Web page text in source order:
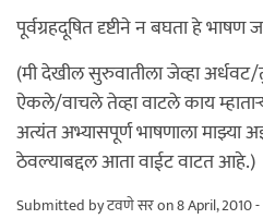
पूर्वग्रहदूषित दृष्टीने न बघता हे भाषण
(मी देखील सुरुवातीला जेव्हा
ऐकले/वाचले तेव्हा वाटले काय
अत्यंत अभ्यासपूर्ण भाषणाला माझ्या
ठेवल्याबद्दल आता वाईट वाटत आहे.)
Submitted byटवणे सरon 8 April, 2010